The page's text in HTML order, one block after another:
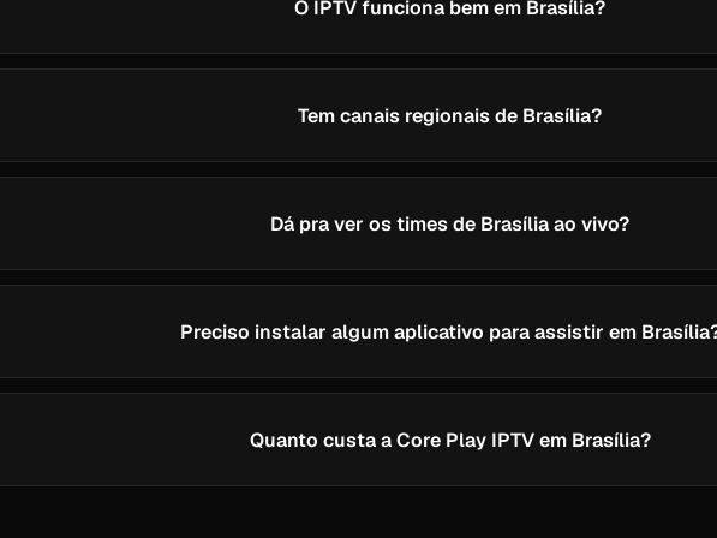
O IPTV funciona bem em Brasília?
Tem canais regionais de Brasília?
Dá pra ver os times de Brasília ao vivo?
Preciso instalar algum aplicativo para assistir em
Quanto custa a Core Play IPTV em Brasília?